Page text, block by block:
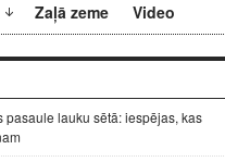
Zaļā zeme Video
pasaule lauku sētā: iespējas, kas